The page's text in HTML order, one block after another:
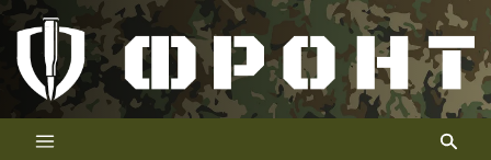
Скип
цонтент
Телевизија ФРОНТ
Први војни канал у Србији